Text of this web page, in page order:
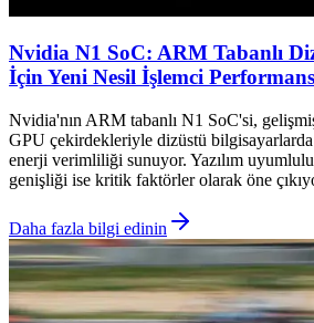
Nvidia N1 SoC: ARM Tabanlı
İçin Yeni Nesil İşlemci
Nvidia'nın ARM tabanlı N1 SoC'si,
GPU çekirdekleriyle dizüstü
enerji verimliliği sunuyor. Yazılım
genişliği ise kritik faktörler olarak öne
Daha fazla bilgi edinin